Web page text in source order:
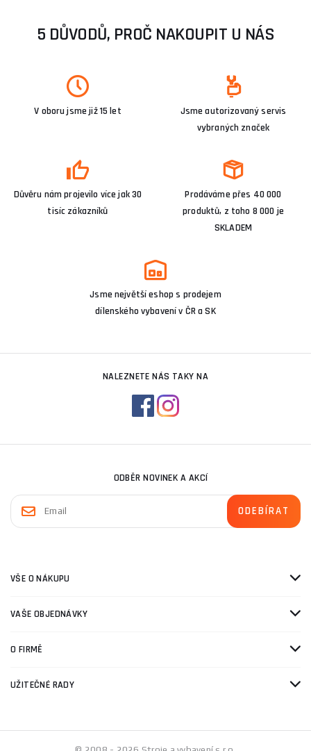
5 DŮVODŮ, PROČ NAKOUPIT U NÁS
V oboru jsme již 15 let
Jsme autorizovaný servis
vybraných značek
Důvěru nám projevilo více jak 30
tisíc zákazníků
Prodáváme přes 40 000
produktů, z toho 8 000 je
SKLADEM
Jsme největší eshop s prodejem
dílenského vybavení v ČR a SK
NALEZNETE NÁS TAKY NA
ODBĚR NOVINEK A AKCÍ
VŠE O NÁKUPU
VAŠE OBJEDNÁVKY
O FIRMĚ
UŽITEČNÉ RADY